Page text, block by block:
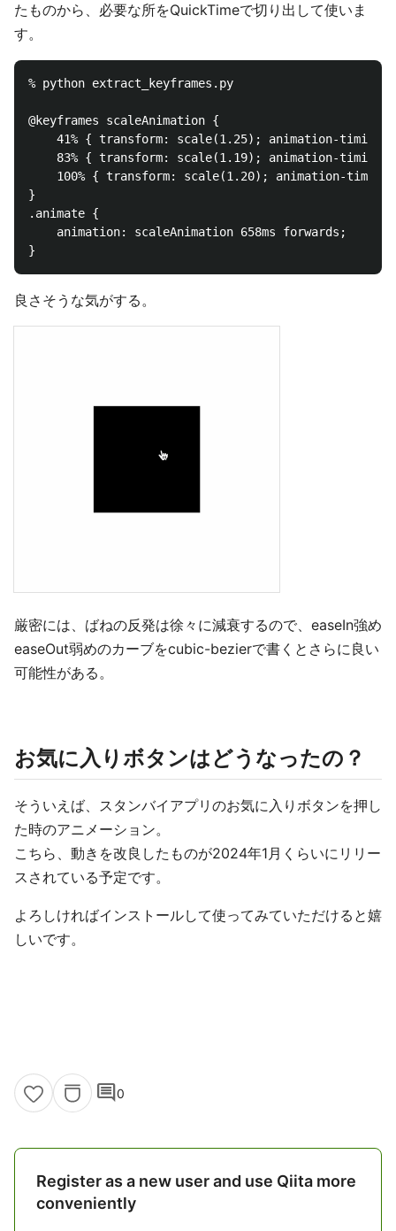
たものから、必要な所をQuickTimeで切り出して使いま
す。
% python extract_keyframes.py
@keyframes scaleAnimation {
41% { transform: scale(1.25); animation-timing-
83% { transform: scale(1.19); animation-timing-
100% { transform: scale(1.20); animation-
}
.animate {
    animation: scaleAnimation 658ms forwards;
良さそうな気がする。
厳密には、ばねの反発は徐々に減衰するので、easeIn強め
easeOut弱めのカーブをcubic-bezierで書くとさらに良い
可能性がある。
お気に入りボタンはどうなったの？
そういえば、スタンバイアプリのお気に入りボタンを押し
た時のアニメーション。
こちら、動きを改良したものが2024年1月くらいにリリー
スされている予定です。
よろしければインストールして使ってみていただけると嬉
しいです。
comment0
Register as a new user and use Qiita more
conveniently